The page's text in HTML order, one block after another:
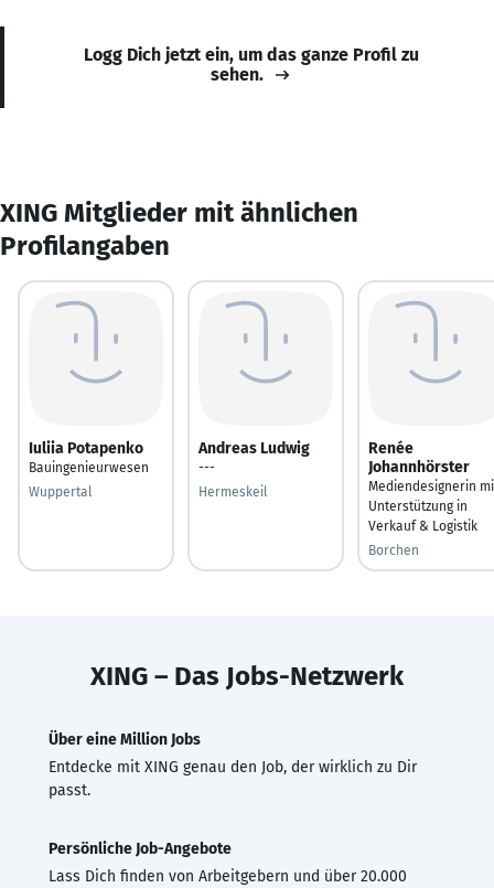
Logg Dich jetzt ein, um das ganze Profil zu
sehen.
XING Mitglieder mit ähnlichen
Profilangaben
Iuliia Potapenko
Bauingenieurwesen
Wuppertal
Andreas Ludwig
---
Hermeskeil
Renée
Johannhörster
Mediendesignerin
Unterstützung in
Verkauf & Logistik
Borchen
XING – Das Jobs-Netzwerk
Über eine Million Jobs
Entdecke mit XING genau den Job, der wirklich zu Dir
passt.
Persönliche Job-Angebote
Lass Dich finden von Arbeitgebern und über 20.000